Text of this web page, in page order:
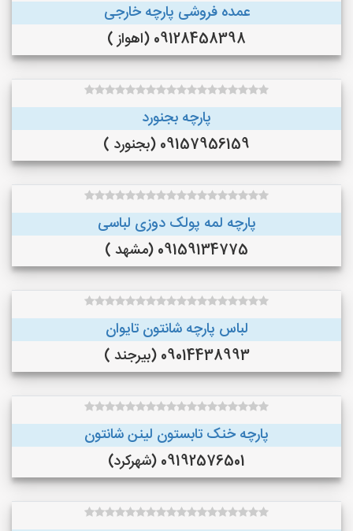
عمده فروشی پارچه خارجی
09128458398 (اهواز )
پارچه بجنورد
09157956159 (بجنورد )
پارچه لمه پولک دوزی لباسی
09159134775 (مشهد )
لباس پارچه شانتون تایوان
09014438993 (بیرجند )
پارچه خنک تابستون لینن شانتون
09192576501 (شهرکرد)